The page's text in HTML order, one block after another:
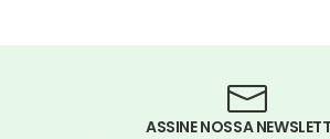
ASSINE NOSSA